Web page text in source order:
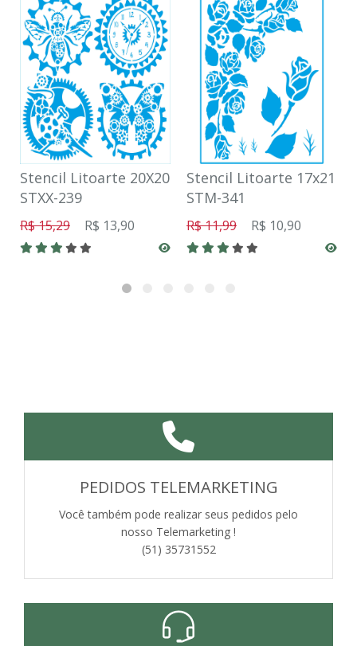
Stencil Litoarte 20X20
STXX-239
R$ 15,29 R$ 13,90
Stencil Litoarte 17x21
STM-341
R$ 11,99 R$ 10,90
PEDIDOS TELEMARKETING
Você também pode realizar seus pedidos pelo
nosso Telemarketing !
(51) 35731552